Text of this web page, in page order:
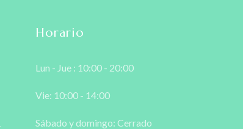
Horario
Lun - Jue : 10:00 - 20:00
Vie: 10:00 - 14:00
Sábado y domingo: Cerrado